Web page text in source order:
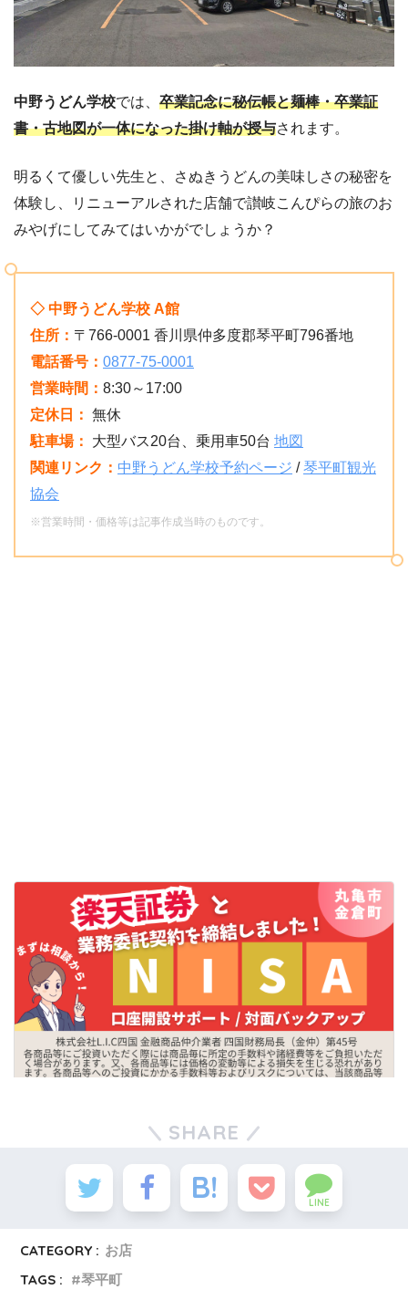
中野うどん学校では、 卒業記念に秘伝帳と麺棒・卒業証
書・古地図が一体になった掛け軸が授与されます。
明るくて優しい先生と、さぬきうどんの美味しさの秘密を
体験し、リニューアルされた店舗で讃岐こんぴらの旅のお
みやげにしてみてはいかがでしょうか？
◇ 中野うどん学校 A館
住所： 〒766-0001 香川県仲多度郡琴平町796番地
電話番号： 0877-75-0001
営業時間： 8:30～17:00
定休日： 無休
駐車場：
大型バス20台、乗用車50台 地図
関連リンク： 中野うどん学校予約ページ /琴平町観光
協会
※営業時間・価格等は記事作成当時のものです。
SHARE
LINE
CATEGORY : お店
TAGS :
琴平町